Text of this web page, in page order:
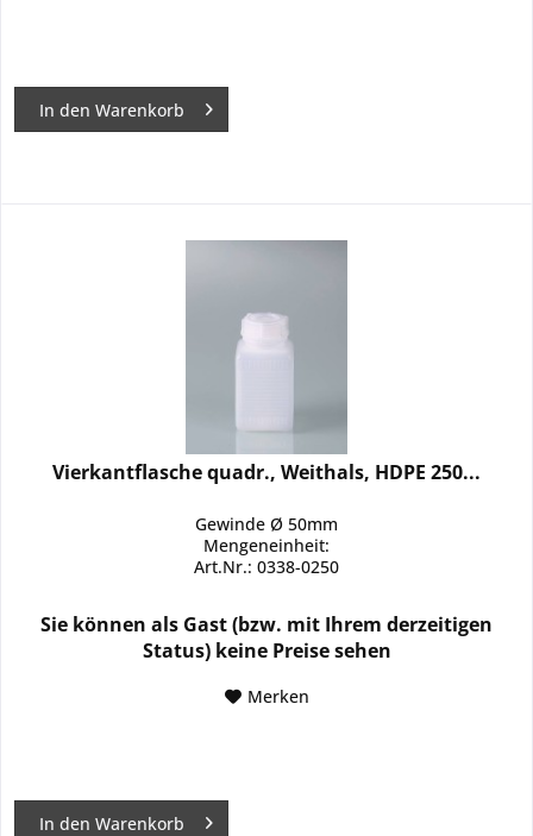
In den Warenkorb
Vierkantflasche quadr., Weithals, HDPE 250...
Gewinde Ø 50mm
Mengeneinheit:
Art.Nr.: 0338-0250
Sie können als Gast (bzw. mit Ihrem derzeitigen
Status) keine Preise sehen
Merken
In den Warenkorb